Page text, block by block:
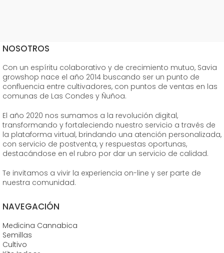
NOSOTROS
Con un espíritu colaborativo y de crecimiento mutuo, Savia
growshop nace el año 2014 buscando ser un punto de
confluencia entre cultivadores, con puntos de ventas en las
comunas de Las Condes y Ñuñoa.
El año 2020 nos sumamos a la revolución digital,
transformando y fortaleciendo nuestro servicio a través de
la plataforma virtual, brindando una atención personalizada,
con servicio de postventa, y respuestas oportunas,
destacándose en el rubro por dar un servicio de calidad.
Te invitamos a vivir la experiencia on-line y ser parte de
nuestra comunidad.
NAVEGACIÓN
Medicina Cannabica
Semillas
Cultivo